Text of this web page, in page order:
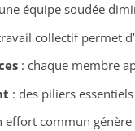
équipe soudée
collectif permet
: chaque membre
: des piliers
commun génère